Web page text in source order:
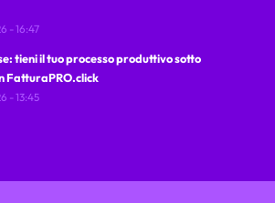
- 16:47
tieni il tuo processo produttivo sotto
FatturaPRO.click
- 13:45